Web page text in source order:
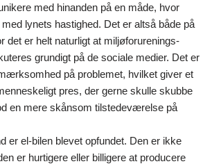
med hinanden på en måde, hvor
lynets hastighed. Det er altså både på
det er helt naturligt at miljøforurenings-
grundigt på de sociale medier. Det er
på problemet, hvilket giver et
pres, der gerne skulle skubbe
en mere skånsom tilstedeværelse på
er el-bilen blevet opfundet. Den er ikke
er hurtigere eller billigere at producere